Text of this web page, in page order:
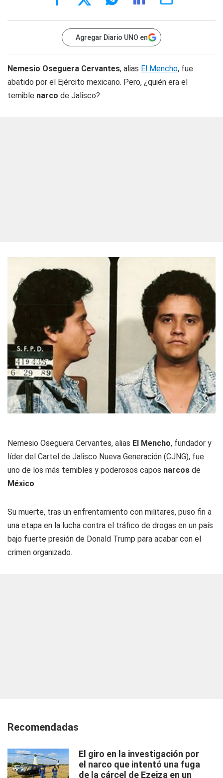
Agregar Diario UNO en
Nemesio Oseguera Cervantes, alias El Mencho, fue
abatido por el Ejército mexicano. Pero, ¿quién era el
temible narco de Jalisco?
Nemesio Oseguera Cervantes, alias El Mencho, fundador y
líder del Cartel de Jalisco Nueva Generación (CJNG), fue
uno de los más temibles y poderosos capos narcos de
México.
Su muerte, tras un enfrentamiento con militares, puso fin a
una etapa en la lucha contra el tráfico de drogas en un país
bajo fuerte presión de Donald Trump para acabar con el
crimen organizado.
Recomendadas
El giro en la investigación por
el narco que intentó una fuga
de la cárcel de Ezeiza en un